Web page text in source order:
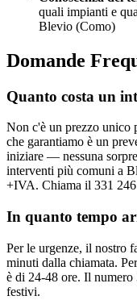
quali impianti e
Blevio (Como)
Domande
Quanto costa un
Non c'è un prezzo unico
che garantiamo è un
iniziare — nessuna
interventi più comuni a
+IVA. Chiama il 331 246
In quanto tempo
Per le urgenze, il nostro
minuti dalla chiamata.
è di 24-48 ore. Il
festivi.